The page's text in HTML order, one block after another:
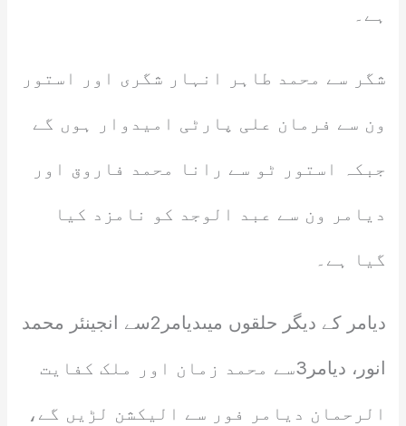
ہے۔
شگر سے محمد طاہر انہار شگری اور استور
ون سے فرمان علی پارٹی امیدوار ہوں گے
جبکہ استور ٹو سے رانا محمد فاروق اور
دیامر ون سے عبد الوجد کو نامزد کیا
گیا ہے۔
دیامر کے دیگر حلقوں میںدیامر2سے انجینئر محمد
انور، دیامر3سے محمد زمان اور ملک کفایت
الرحمان دیامر فور سے الیکشن لڑیں گے،